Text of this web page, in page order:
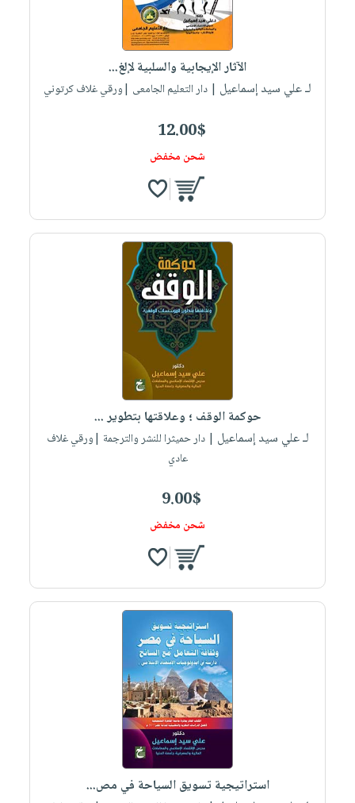
الآثار الإيجابية والسلبية لإلغ...
لـ علي سيد إسماعيل | دار التعليم الجامعى |ورقي غلاف كرتوني
12.00$
شحن مخفض
حوكمة الوقف ؛ وعلاقتها بتطوير ...
لـ علي سيد إسماعيل | دار حميثرا للنشر والترجمة |ورقي غلاف
عادي
9.00$
شحن مخفض
استراتيجية تسويق السياحة في مص...